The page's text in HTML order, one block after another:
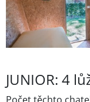
JUNIOR: 4